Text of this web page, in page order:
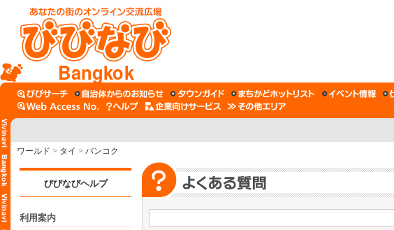
Bangkok
ワールド > タイ > バンコク
びびなびヘルプ
利用案内